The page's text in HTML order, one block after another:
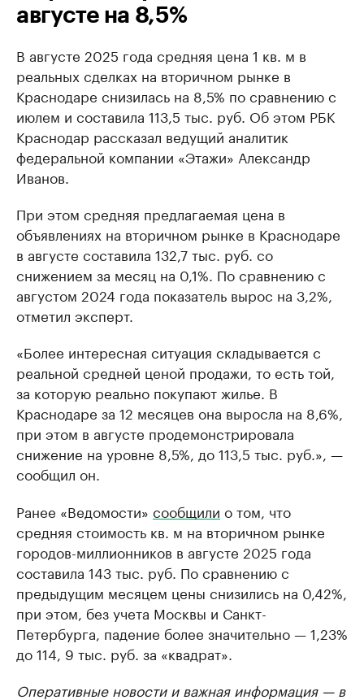
августе на 8,5%
В августе 2025 года средняя цена 1 кв. м в
реальных сделках на вторичном рынке в
Краснодаре снизилась на 8,5% по сравнению с
июлем и составила 113,5 тыс. руб. Об этом РБК
Краснодар рассказал ведущий аналитик
федеральной компании «Этажи» Александр
Иванов.
При этом средняя предлагаемая цена в
объявлениях на вторичном рынке в Краснодаре
в августе составила 132,7 тыс. руб. со
снижением за месяц на 0,1%. По сравнению с
августом 2024 года показатель вырос на 3,2%,
отметил эксперт.
«Более интересная ситуация складывается с
реальной средней ценой продажи, то есть той,
за которую реально покупают жилье. В
Краснодаре за 12 месяцев она выросла на 8,6%,
при этом в августе продемонстрировала
снижение на уровне 8,5%, до 113,5 тыс. руб.», —
сообщил он.
Ранее «Ведомости» сообщили о том, что
средняя стоимость кв. м на вторичном рынке
городов-миллионников в августе 2025 года
составила 143 тыс. руб. По сравнению с
предыдущим месяцем цены снизились на 0,42%,
при этом, без учета Москвы и Санкт-
Петербурга, падение более значительно — 1,23%
до 114, 9 тыс. руб. за «квадрат».
Оперативные новости и важная информация — в